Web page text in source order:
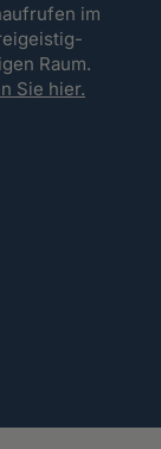
im
Raum.
Sie hier.